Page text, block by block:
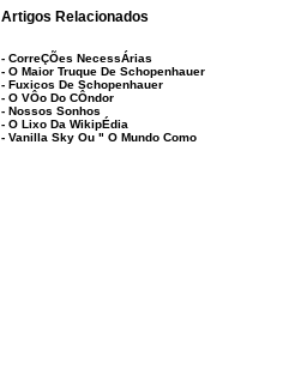
Artigos Relacionados
- CorreÇÕes NecessÁrias
- O Maior Truque De Schopenhauer
- Fuxicos De Schopenhauer
- O VÔo Do CÔndor
- Nossos Sonhos
- O Lixo Da WikipÉdia
- Vanilla Sky Ou " O Mundo Como